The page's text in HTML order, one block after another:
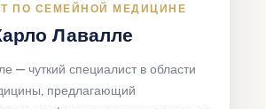
ПО СЕМЕЙНОЙ МЕДИЦИНЕ
Лавалле
— чуткий специалист в области
предлагающий